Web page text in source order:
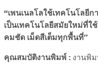
“เพนเนลโลใช้เทคโนโลยี
เป็นเทคโนโลยีสมัยใหม่ที่ใ
คมชัด เม็ดสีเต็มทุกพื้นที่”
คุณสมบัติงานพิมพ์ : งานพิ